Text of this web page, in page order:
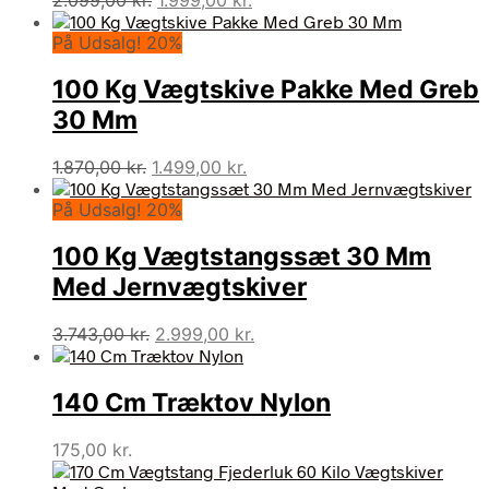
oprindelige
pris
2.099,00 kr..
aktuelle
1.999,00 kr..
På Udsalg! 20%
100 Kg Vægtskive Pakke Med Greb
30 Mm
1.870,00kr. Den
oprindelige
pris
1.870,00 kr..
1.499,00 kr.
aktuelle
1.499,00 kr..
På Udsalg! 20%
100 Kg Vægtstangssæt 30 Mm
Med Jernvægtskiver
3.743,00kr. Den
oprindelige
var:
3.743,00 kr..
2.999,00 kr.
er:
2.999,00 kr..
140 Cm Træktov Nylon
175,00 kr.